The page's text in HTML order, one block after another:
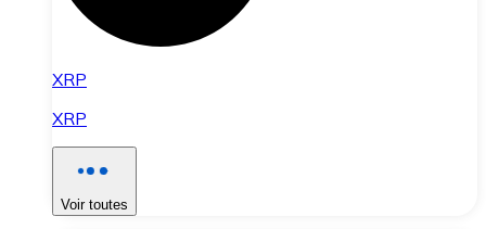
XRP
XRP
Voir toutes